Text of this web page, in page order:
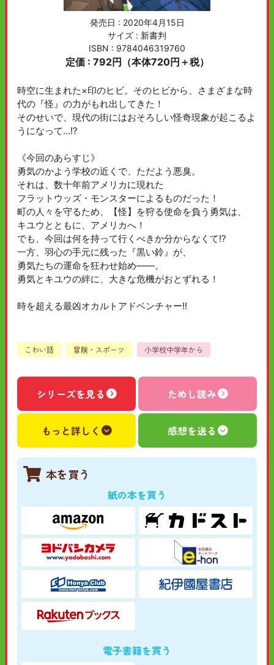
発売日 : 2020年4月15日
サイズ : 新書判
ISBN : 9784046319760
定価 : 792円（本体720円＋税）
時空に生まれた×印のヒビ。そのヒビから、さまざまな時
代の『怪』の力がもれ出してきた！
そのせいで、現代の街にはおそろしい怪奇現象が起こるよ
うになって…!?
《今回のあらすじ》
勇気のかよう学校の近くで、ただよう悪臭。
それは、数十年前アメリカに現れた
フラットウッズ・モンスターによるものだった！
町の人々を守るため、【怪】を狩る使命を負う勇気は、
キユウとともに、アメリカへ！
でも、今回は何を持って行くべきか分からなくて!?
一方、羽心の手元に残った『黒い鈴』が、
勇気たちの運命を狂わせ始め――。
勇気とキユウの絆に、大きな危機がおとずれる！
時を超える最凶オカルトアドベンチャー!!
こわい話 冒険・スポーツ 小学校中学年から
シリーズを見る ためし読み
もっと詳しく 感想を送る
本を買う
紙の本を買う
電子書籍を買う